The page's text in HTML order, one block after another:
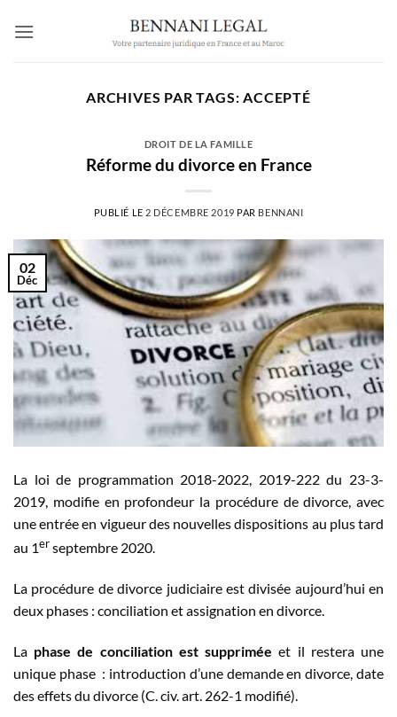
ARCHIVES PAR TAGS:ACCEPTÉ
DROIT DE LA FAMILLE
Réforme du divorce en France
PUBLIÉ LE 2 DÉCEMBRE 2019 PAR BENNANI
02
Déc
La loi de programmation 2018-2022, 2019-222 du 23-3-
2019, modifie en profondeur la procédure de divorce, avec
une entrée en vigueur des nouvelles dispositions au plus tard
au 1erseptembre 2020.
La procédure de divorce judiciaire est divisée aujourd’hui en
deux phases : conciliation et assignation en divorce.
La phase de conciliation est supprimée et il restera une
unique phase : introduction d’une demande en divorce, date
des effets du divorce (C. civ. art. 262-1 modifié).